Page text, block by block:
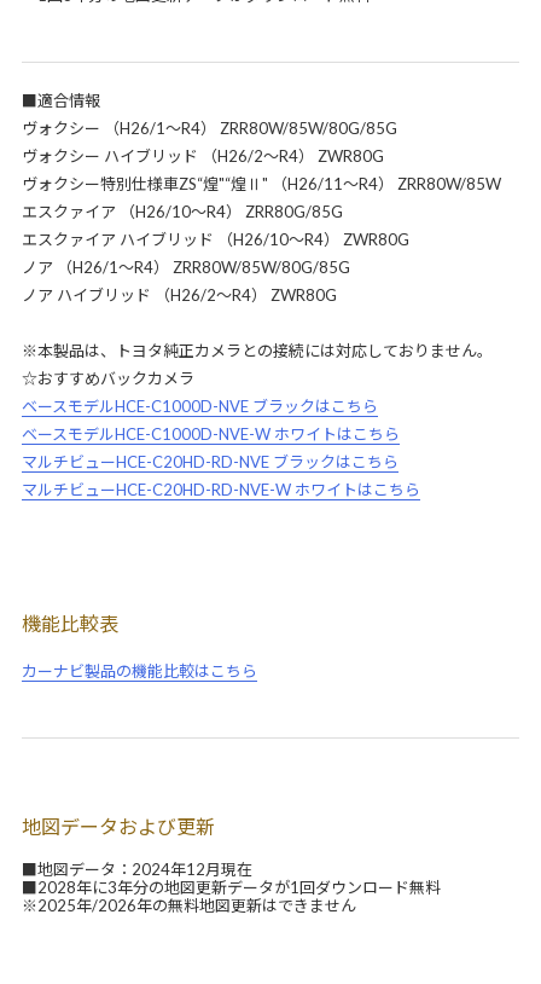
■適合情報
ヴォクシー （H26/1～R4） ZRR80W/85W/80G/85G
ヴォクシー ハイブリッド （H26/2～R4） ZWR80G
ヴォクシー特別仕様車ZS“煌"“煌Ⅱ" （H26/11～R4） ZRR80W/85W
エスクァイア （H26/10～R4） ZRR80G/85G
エスクァイア ハイブリッド （H26/10～R4） ZWR80G
ノア （H26/1～R4） ZRR80W/85W/80G/85G
ノア ハイブリッド （H26/2～R4） ZWR80G
※本製品は、トヨタ純正カメラとの接続には対応しておりません。
☆おすすめバックカメラ
ベースモデルHCE-C1000D-NVE ブラックはこちら
ベースモデルHCE-C1000D-NVE-W ホワイトはこちら
マルチビューHCE-C20HD-RD-NVE ブラックはこちら
マルチビューHCE-C20HD-RD-NVE-W ホワイトはこちら
機能比較表
カーナビ製品の機能比較はこちら
地図データおよび更新
■地図データ：2024年12月現在
■2028年に3年分の地図更新データが1回ダウンロード無料
※2025年/2026年の無料地図更新はできません